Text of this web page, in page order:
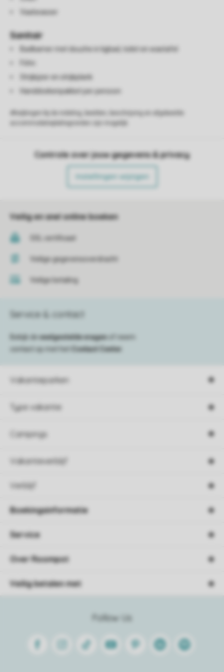
Vaatwasser
Sanitair
Badkamer met douche in ligbad, toilet en wastafel
Strijkijzer en strijkplank
Handdoekenpakket per persoon
Controle over jouw gegevens & privacy
Instellingen wijzigen
Veilig en snel online boeken
SSL certificaat
Veilige gegevensoverdracht
Veilige betaling
Vakantieparken
Type vakantie
Campings
Vakantieverblijf
Verblijf
Service & contact
Bekijk de veelgestelde vragen
of neem
contact op met het
Contact Center
Follow Us
FacebookInstagram
Tiktok Youtube PinterestLinkedinSpotify
Boekingsinformatie
Service
Over Roompot
Veilig betalen met